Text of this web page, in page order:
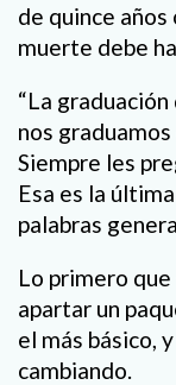
de quince años
muerte debe
“La
nos
Siempre les
Esa es la
palabras
Lo primero que
apartar un
el más básico,
cambiando.